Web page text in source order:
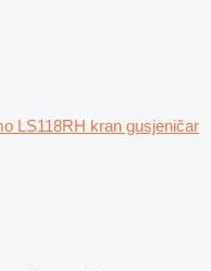
LS118RH kran gusjeničar